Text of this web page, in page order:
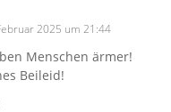
2025 um 21:44
Menschen ärmer!
Beileid!